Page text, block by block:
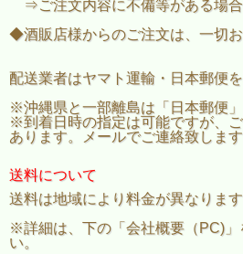
⇒ご注文内容に不備等がある場合
◆酒販店様からのご注文は、一切お
配送業者はヤマト運輸・日本郵便を
※沖縄県と一部離島は「日本郵便」
※到着日時の指定は可能ですが、
あります。メールでご連絡致します
送料について
送料は地域により料金が異なります
※詳細は、下の「会社概要（PC)」
い。